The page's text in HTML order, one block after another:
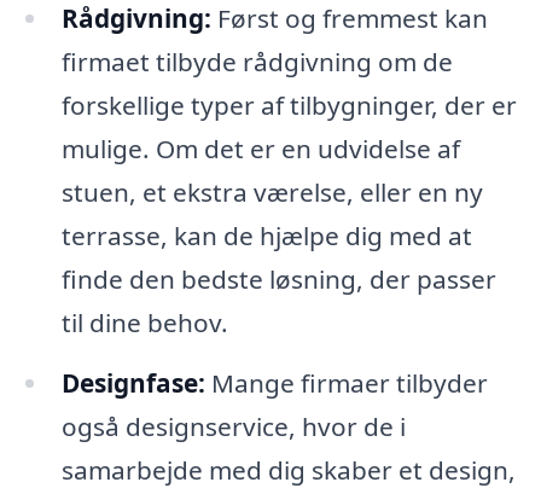
Rådgivning: Først og fremmest kan
firmaet tilbyde rådgivning om de
forskellige typer af tilbygninger, der er
mulige. Om det er en udvidelse af
stuen, et ekstra værelse, eller en ny
terrasse, kan de hjælpe dig med at
finde den bedste løsning, der passer
til dine behov.
Designfase: Mange firmaer tilbyder
også designservice, hvor de i
samarbejde med dig skaber et design,